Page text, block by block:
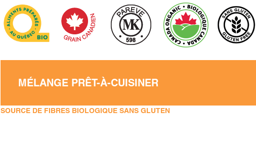
MÉLANGE PRÊT-À-CUISINER
SOURCE DE FIBRES BIOLOGIQUE SANS GLUTEN